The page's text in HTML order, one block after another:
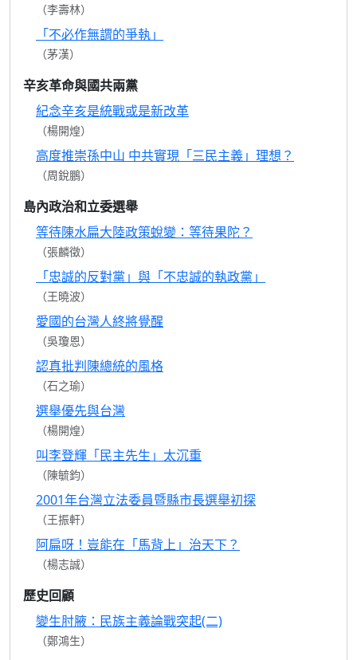
（李壽林）
「不必作無謂的爭執」
（茅漢）
辛亥革命與國共兩黨
紀念辛亥是統戰或是新改革
（楊開煌）
高度推崇孫中山 中共實現「三民主義」理想？
（周銳鵬）
島內政治和立委選舉
等待陳水扁大陸政策蛻變：等待果陀？
（張麟徵）
「忠誠的反對黨」與「不忠誠的執政黨」
（王曉波）
愛國的台灣人終將覺醒
（吳瓊恩）
認真批判陳總統的風格
（石之瑜）
選舉優先與台灣
（楊開煌）
叫李登輝「民主先生」太沉重
（陳毓鈞）
2001年台灣立法委員暨縣市長選舉初探
（王振軒）
阿扁呀！豈能在「馬背上」治天下？
（楊志誠）
歷史回顧
變生肘腋：民族主義論戰突起(二)
（鄭鴻生）